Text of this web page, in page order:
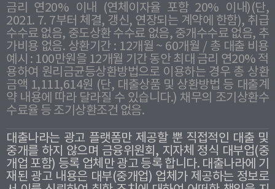
금리 연20% 이내 (연체이자율 포함 20% 이내)(단,
2021. 7. 7부터 체결, 갱신, 연장되는 계약에 한함), 취급
수수료 없음, 중도상환 수수료 없음, 중개수수료 없음, 추
가비용 없음. 상환기간 : 12개월 ~ 60개월 / 총 대출 비용
예시 : 100만원을 12개월 기간 동안 최대 금리 연20% 적
용하여 원리금균등상환방법으로 이용하는 경우 총 상환
금액 1,111,614원 (단, 대출상품 및 상환방법 등 대출계
약 내용에 따라 달라질 수 있습니다.) 채무의 조기상환수
수료율 등 조기상환조건 없음.
대출나라는 광고 플랫폼만 제공할 뿐 직접적인 대출 및
중개를 하지 않으며 금융위원회, 지자체 정식 대부업(중
개업 포함) 등록 업체만 광고 등록 합니다. 대출나라에 기
재된 광고 내용은 대부(중개업) 업체가 제공하는 정보로